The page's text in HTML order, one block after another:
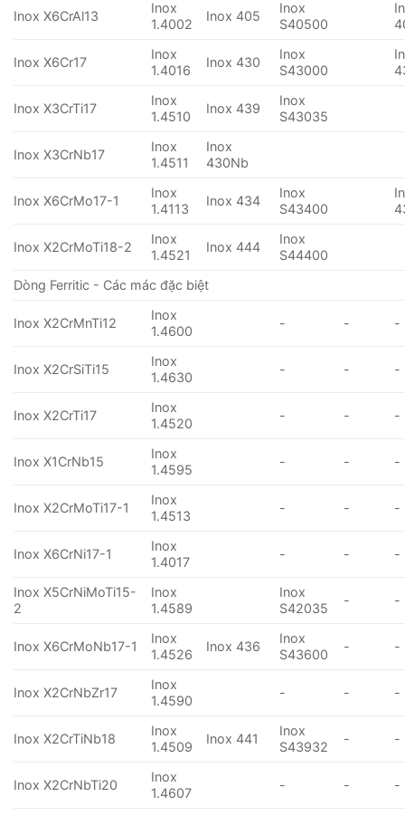
Inox X6CrAl13
Inox
1.4002
Inox 405
Inox
S40500
Inox X6Cr17
Inox
1.4016
Inox 430
Inox
S43000
Inox X3CrTi17
Inox
1.4510
Inox 439
Inox
S43035
Inox X3CrNb17
Inox
1.4511
Inox
430Nb
Inox X6CrMo17-1
Inox
1.4113
Inox 434
Inox
S43400
Inox X2CrMoTi18-2
Inox
1.4521
Inox 444
Inox
S44400
Dòng Ferritic - Các mác đặc biệt
Inox X2CrMnTi12
Inox
1.4600
- - -
Inox X2CrSiTi15
Inox
1.4630
- - -
Inox X2CrTi17
Inox
1.4520
- - -
Inox X1CrNb15
Inox
1.4595
- - -
Inox X2CrMoTi17-1
Inox
1.4513
- - -
Inox X6CrNi17-1
Inox
1.4017
- - -
Inox X5CrNiMoTi15-
2
Inox
1.4589
Inox
S42035
- -
Inox X6CrMoNb17-1
Inox
1.4526
Inox 436
Inox
S43600
- -
Inox X2CrNbZr17
Inox
1.4590
- - -
Inox X2CrTiNb18
Inox
1.4509
Inox 441
Inox
S43932
- -
Inox X2CrNbTi20
Inox
1.4607
- - -